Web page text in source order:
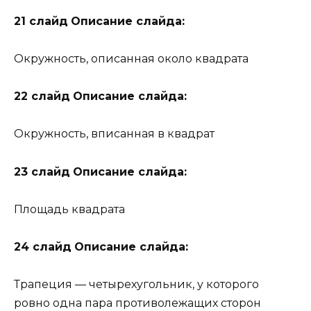
21 слайд Описание слайда:
Окружность, описанная около квадрата
22 слайд Описание слайда:
Окружность, вписанная в квадрат
23 слайд Описание слайда:
Площадь квадрата
24 слайд Описание слайда:
Трапеция — четырехугольник, у которого
ровно одна пара противолежащих сторон